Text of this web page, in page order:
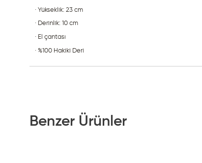
· Yükseklik: 23 cm
· Derinlik: 10 cm
· El çantası
· %100 Hakiki Deri
Benzer Ürünler